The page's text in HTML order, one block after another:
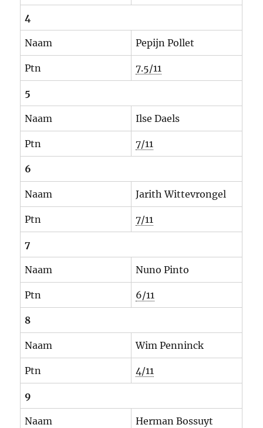
4
Naam Pepijn Pollet
Ptn 7.5/11
5
Naam Ilse Daels
Ptn 7/11
6
Naam Jarith Wittevrongel
Ptn 7/11
7
Naam Nuno Pinto
Ptn 6/11
8
Naam Wim Penninck
Ptn 4/11
9
Naam Herman Bossuyt